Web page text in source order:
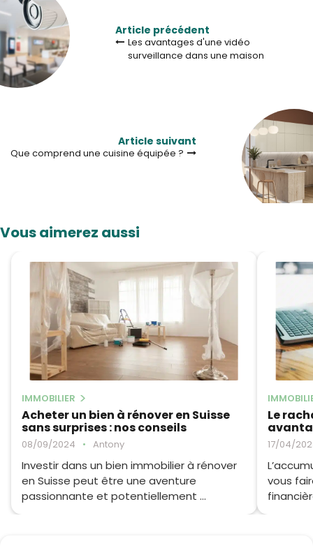
Article précédent
Les avantages d'une vidéo
surveillance dans une maison
Article suivant
Que comprend une cuisine équipée ?
Vous aimerez aussi
IMMOBILIER
Acheter un bien à rénover en Suisse
sans surprises : nos conseils
08/09/2024 • Antony
Investir dans un bien immobilier à rénover
en Suisse peut être une aventure
passionnante et potentiellement ...
Le
17/04/
vous